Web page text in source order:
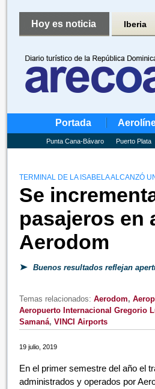
Hoy es noticia Iberia
Portada
Punta Cana-Bávaro Puerto Plata
TERMINAL DE LA ISABELA ALCANZÓ
Se
pasajeros en
Aerodom
Buenos resultados reflejan
Temas relacionados: Aerodom,
Aeropuerto Internacional Gregorio
Samaná, VINCI Airports
19 julio, 2019
En el primer semestre del año el
administrados y operados por